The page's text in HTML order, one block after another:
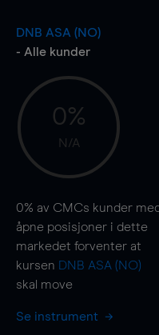
DNB ASA (NO)
- Alle kunder
0%
N/A
0% av CMCs kunder
åpne posisjoner i dette
markedet forventer at
kursen DNB ASA (NO)
skal move
Se instrument